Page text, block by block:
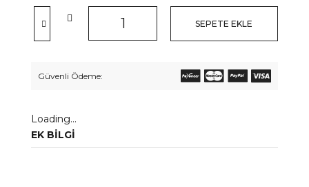
SEPETE EKLE
Güvenli Ödeme:
Loading...
EK BILGI